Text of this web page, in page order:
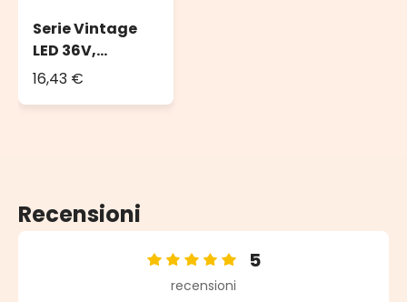
Serie Vintage
LED 36V,
Trasformatore
16,43 €
Recensioni
Valutazione media di 5 su 5 stelle
5
recensioni